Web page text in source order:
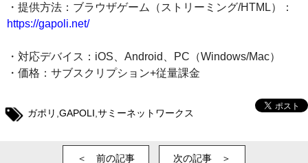
・提供方法：ブラウザゲーム（ストリーミング/HTML）：
https://gapoli.net/
・対応デバイス：iOS、Android、PC（Windows/Mac）
・価格：サブスクリプション+従量課金
ガポリ GAPOLI サミーネットワークス
＜ 前の記事 次の記事 ＞